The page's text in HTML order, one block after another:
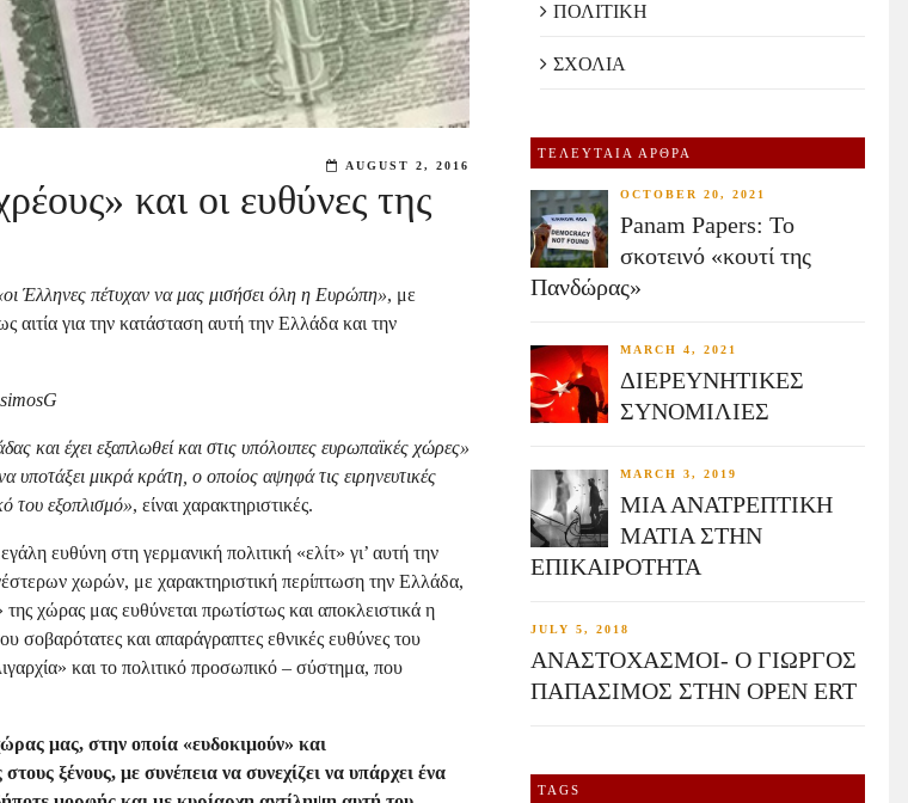
AUGUST 2, 2016
και οι ευθύνες της
Έλληνες πέτυχαν να μας μισήσει όλη η Ευρώπη», με
αιτία για την κατάσταση αυτή την Ελλάδα και την
και έχει εξαπλωθεί και στις υπόλοιπες ευρωπαϊκές χώρες»
υποτάξει μικρά κράτη, ο οποίος αψηφά τις ειρηνευτικές
του εξοπλισμό», είναι χαρακτηριστικές.
ευθύνη στη γερμανική πολιτική «ελίτ» γι’ αυτή την
χωρών, με χαρακτηριστική περίπτωση την Ελλάδα,
χώρας μας ευθύνεται πρωτίστως και αποκλειστικά η
σοβαρότατες και απαράγραπτες εθνικές ευθύνες του
και το πολιτικό προσωπικό – σύστημα, που
μας, στην οποία «ευδοκιμούν» και
ξένους, με συνέπεια να συνεχίζει να υπάρχει ένα
ΠΟΛΙΤΙΚΗ
ΣΧΟΛΙΑ
ΤΕΛΕΥΤΑΙΑ ΑΡΘΡΑ
OCTOBER 20, 2021
Panam Papers: Το
σκοτεινό «κουτί της
Πανδώρας»
MARCH 4, 2021
ΔΙΕΡΕΥΝΗΤΙΚΕΣ
ΣΥΝΟΜΙΛΙΕΣ
MARCH 3, 2019
ΜΙΑ ΑΝΑΤΡΕΠΤΙΚΗ
ΜΑΤΙΑ ΣΤΗΝ
ΕΠΙΚΑΙΡΟΤΗΤΑ
JULY 5, 2018
ΑΝΑΣΤΟΧΑΣΜΟΙ- Ο ΓΙΩΡΓΟΣ
ΠΑΠΑΣΙΜΟΣ ΣΤΗΝ OPEN ERT
TAGS